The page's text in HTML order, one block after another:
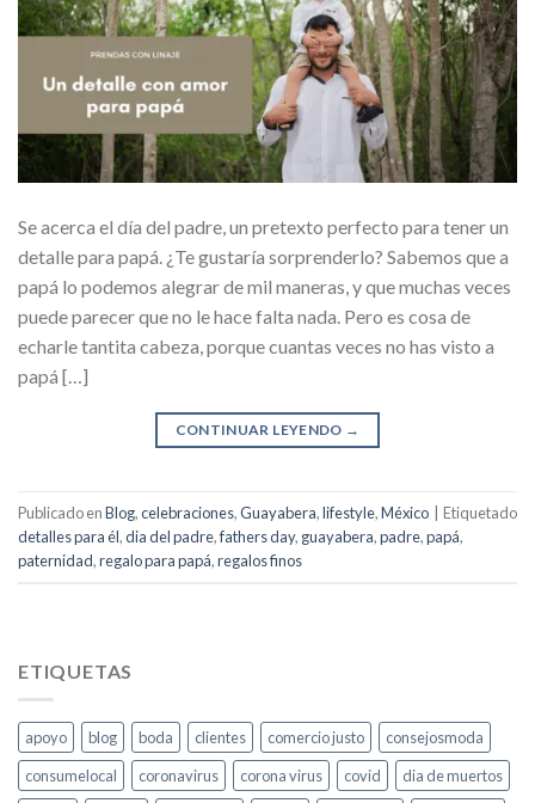
Se acerca el día del padre, un pretexto perfecto para tener un
detalle para papá. ¿Te gustaría sorprenderlo? Sabemos que a
papá lo podemos alegrar de mil maneras, y que muchas veces
puede parecer que no le hace falta nada. Pero es cosa de
echarle tantita cabeza, porque cuantas veces no has visto a
papá […]
CONTINUAR LEYENDO →
Publicado enBlog,celebraciones,Guayabera,lifestyle,México
Etiquetado
detalles para él,dia del padre,fathers day, guayabera,padre,papá,
paternidad,regalo para papá,regalos finos
ETIQUETAS
apoyo blog boda clientes comercio justo
consejosmoda
consumelocal
coronavirus corona virus covid
dia de muertos